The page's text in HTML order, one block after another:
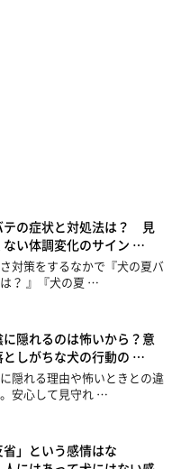
テの症状と対処法は？ 見
ない体調変化のサイン …
対策をするなかで『犬の夏バ
？ 』『犬の夏 …
隠れるのは怖いから？意
としがちな犬の行動の …
隠れる理由や怖いときとの違
安心して見守れ …
」という感情はな